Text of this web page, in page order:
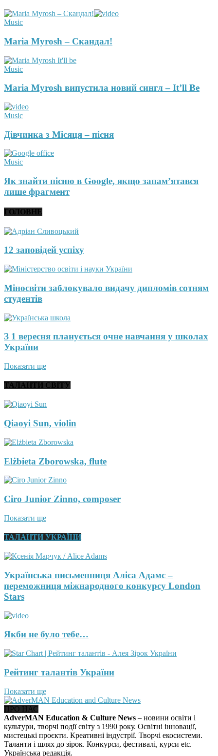
Music
Maria Myrosh – Скандал!
Music
Maria Myrosh випустила новий сингл – It’ll Be
Music
Дівчинка з Місяця – пісня
Music
Як знайти пісню в Google, якщо запам’ятався
лише фрагмент
ГОЛОВНЕ
12 заповідей успіху
Міносвіти заблокувало видачу дипломів сотням
студентів
З 1 вересня планується очне навчання у школах
України
Показати ще
ТАЛАНТИ СВІТУ
Qiaoyi Sun, violin
Elżbieta Zborowska, flute
Ciro Junior Zinno, composer
Показати ще
ТАЛАНТИ УКРАЇНИ
Українська письменниця Аліса Адамс –
переможниця міжнародного конкурсу London
Stars
Якби не було тебе…
Рейтинг талантів України
Показати ще
ПРО НАС
AdverMAN Education & Culture News – новини освіти і
культури, творчі події світу з 1990 року. Освітні інновації,
мистецькі проєкти. Креативні індустрії. Творчі екосистеми.
Таланти і шлях до зірок. Конкурси, фестивалі, курси etc.
Українська редакція.